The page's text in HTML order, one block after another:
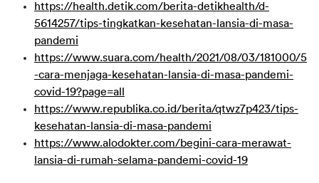
https://health.detik.com/berita-detikhealth/d-
5614257/tips-tingkatkan-kesehatan-lansia-di-masa-
pandemi
https://www.suara.com/health/2021/08/03/181000/5
-cara-menjaga-kesehatan-lansia-di-masa-pandemi-
covid-19?page=all
https://www.republika.co.id/berita/qtwz7p423/tips-
kesehatan-lansia-di-masa-pandemi
https://www.alodokter.com/begini-cara-merawat-
lansia-di-rumah-selama-pandemi-covid-19